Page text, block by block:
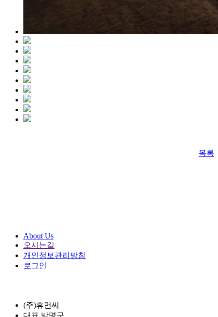
목록
About Us
오시는길
개인정보관리방침
로그인
(주)휴먼씨
대표 박명구